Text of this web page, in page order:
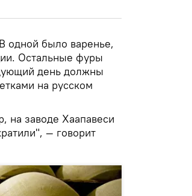
одной было варенье,
Остальные фуры
день должны
на русском
на заводе Хаапавеси
— говорит